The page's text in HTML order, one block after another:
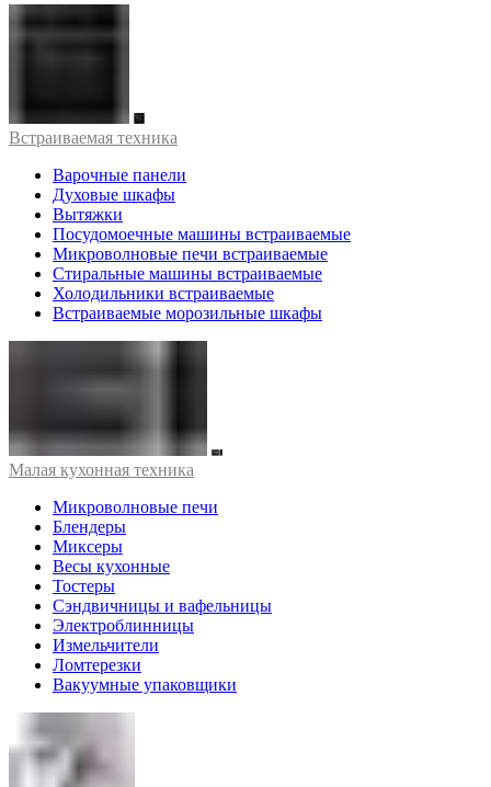
Встраиваемая техника
Варочные панели
Духовые шкафы
Вытяжки
Посудомоечные машины встраиваемые
Микроволновые печи встраиваемые
Стиральные машины встраиваемые
Холодильники встраиваемые
Встраиваемые морозильные шкафы
Малая кухонная техника
Микроволновые печи
Блендеры
Миксеры
Весы кухонные
Тостеры
Сэндвичницы и вафельницы
Электроблинницы
Измельчители
Ломтерезки
Вакуумные упаковщики